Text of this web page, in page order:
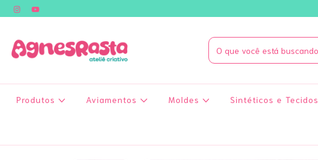
Produtos Aviamentos Moldes Sintéticos e Tecidos